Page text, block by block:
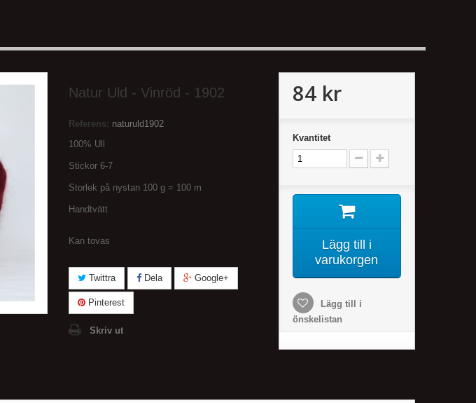
Natur Uld - Vinröd - 1902
Referens: naturuld1902
100% Ull
Stickor 6-7
Storlek på nystan 100 g = 100 m
Handtvätt
Kan tovas
Twittra Dela Google+
Pinterest
Skriv ut
84 kr
Kvantitet
Lägg till i
varukorgen
Lägg till i
önskelistan